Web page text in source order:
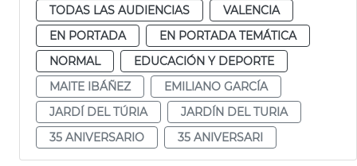
TODAS LAS AUDIENCIAS
VALENCIA
EN PORTADA
EN PORTADA TEMÁTICA
NORMAL
EDUCACIÓN Y DEPORTE
MAITE IBÁÑEZ
EMILIANO GARCÍA
JARDÍ DEL TÚRIA
JARDÍN DEL TURIA
35 ANIVERSARIO
35 ANIVERSARI